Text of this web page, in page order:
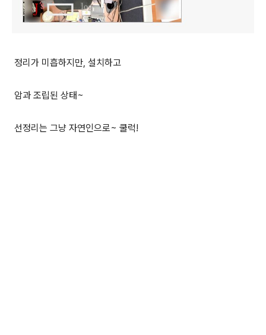
정리가 미흡하지만, 설치하고
암과 조립된 상태~
선정리는 그냥 자연인으로~ 쿨럭!